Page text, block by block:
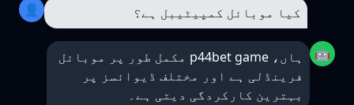
کیا موبائل کمپیٹیبل ہے؟ 👤
🤖
ہاں، p44bet game مکمل طور پر موبائل
فرینڈلی ہے اور مختلف ڈیوائسز پر
بہترین کارکردگی دیتی ہے۔